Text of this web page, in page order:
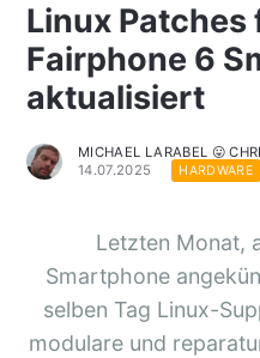
Linux Patches
Fairphone 6
aktualisiert
MICHAEL LARABEL 😛
14.07.2025
HARDWARE
Letzten Monat,
Smartphone
selben Tag Linux-
modulare und